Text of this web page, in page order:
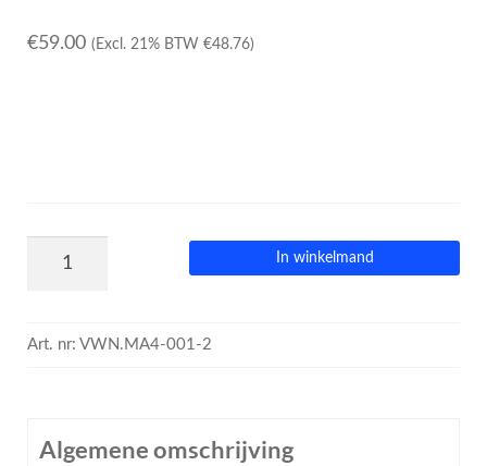
€59.00 (Excl. 21% BTW €48.76)
In winkelmand
Art. nr: VWN.MA4-001-2
Algemene omschrijving